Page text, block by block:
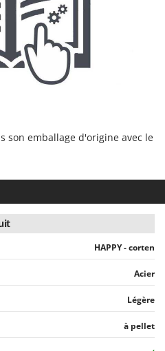
son emballage d'origine avec le
HAPPY - corten
Acier
Légère
à pellet